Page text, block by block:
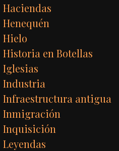
Haciendas
Henequén
Hielo
Historia en Botellas
Iglesias
Industria
Infraestructura antigua
Inmigración
Inquisición
Leyendas